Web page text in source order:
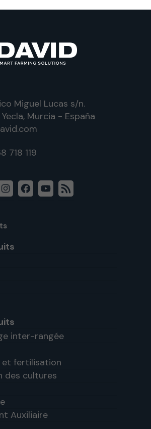
Miguel Lucas s/n.
Murcia - España
FacebookYouTube
Flux
RSS
inter-rangée
et fertilisation
des cultures
Auxiliaire